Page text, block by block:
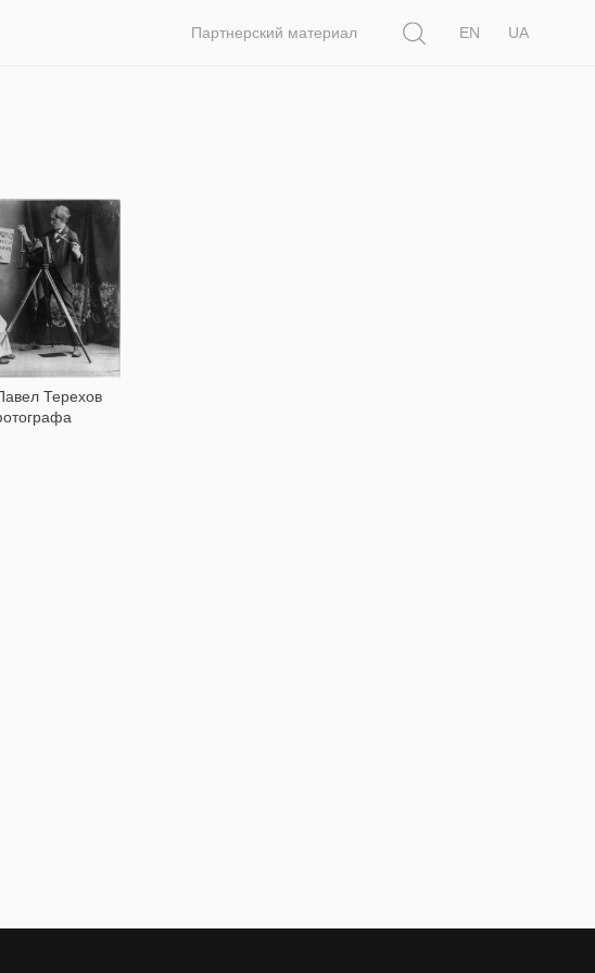
Партнерский материал
EN
UA
Терехов